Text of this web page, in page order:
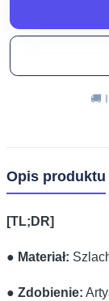
🚚
Opis produktu
[TL;DR]
● Materiał:
● Zdobienie: